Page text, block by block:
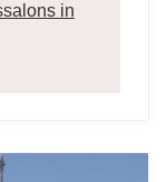
in